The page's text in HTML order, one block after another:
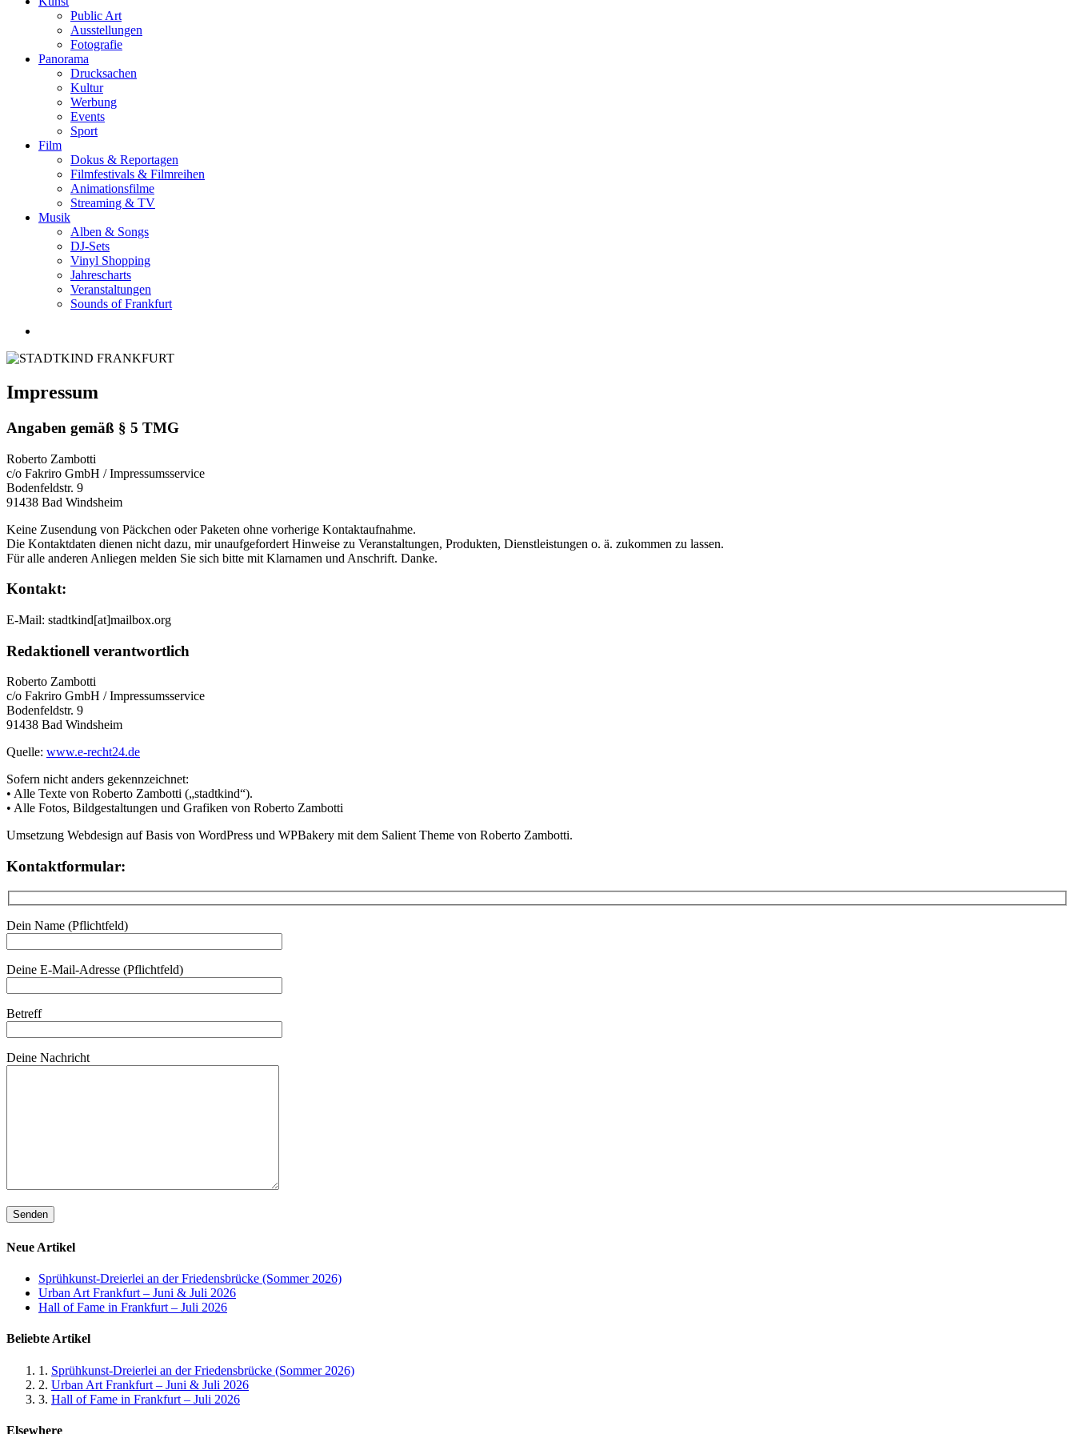
Public Art
Ausstellungen
Fotografie
Panorama
Drucksachen
Kultur
Werbung
Events
Sport
Film
Dokus & Reportagen
Filmfestivals & Filmreihen
Animationsfilme
Streaming & TV
Musik
Alben & Songs
DJ-Sets
Vinyl Shopping
Jahrescharts
Veranstaltungen
Sounds of Frankfurt
Impressum
Angaben gemäß § 5 TMG
Roberto Zambotti
c/o Fakriro GmbH / Impressumsservice
Bodenfeldstr. 9
91438 Bad Windsheim
Keine Zusendung von Päckchen oder Paketen ohne vorherige Kontaktaufnahme.
Die Kontaktdaten dienen nicht dazu, mir unaufgefordert Hinweise zu Veranstaltungen, Produkten, Dienstleistungen o. ä. zukommen zu lassen.
Für alle anderen Anliegen melden Sie sich bitte mit Klarnamen und Anschrift. Danke.
Kontakt:
E-Mail: stadtkind[at]mailbox.org
Redaktionell verantwortlich
Roberto Zambotti
c/o Fakriro GmbH / Impressumsservice
Bodenfeldstr. 9
91438 Bad Windsheim
Quelle: www.e-recht24.de
Sofern nicht anders gekennzeichnet:
• Alle Texte von Roberto Zambotti („stadtkind“).
• Alle Fotos, Bildgestaltungen und Grafiken von Roberto Zambotti
Umsetzung Webdesign auf Basis von WordPress und WPBakery mit dem Salient Theme von Roberto Zambotti.
Kontaktformular:
Dein Name (Pflichtfeld)
Deine E-Mail-Adresse (Pflichtfeld)
Betreff
Deine Nachricht
Neue Artikel
Sprühkunst-Dreierlei an der Friedensbrücke (Sommer 2026)
Urban Art Frankfurt – Juni & Juli 2026
Hall of Fame in Frankfurt – Juli 2026
Beliebte Artikel
1. Sprühkunst-Dreierlei an der Friedensbrücke (Sommer 2026)
2. Urban Art Frankfurt – Juni & Juli 2026
3. Hall of Fame in Frankfurt – Juli 2026
Elsewhere